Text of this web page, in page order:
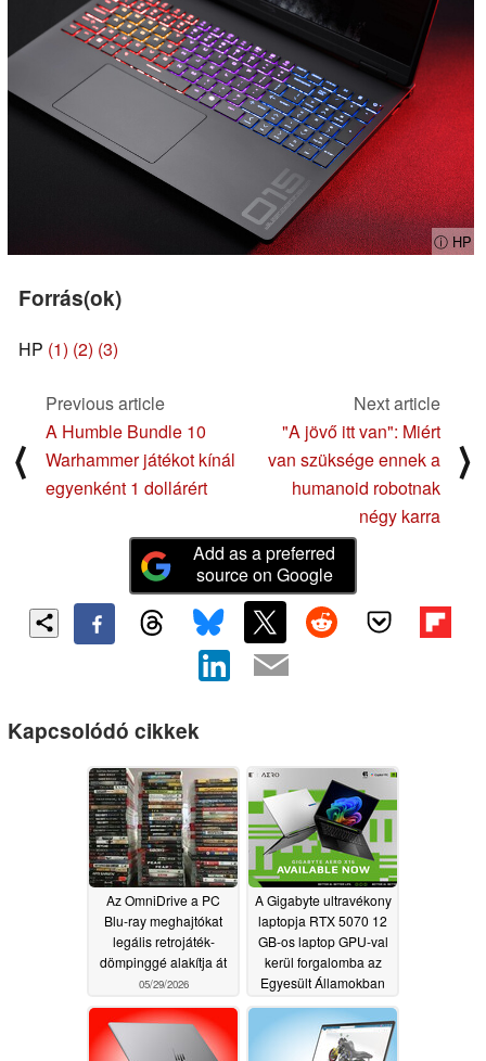
ⓘ HP
Forrás(ok)
HP (1) (2) (3)
⟨
Previous article
A Humble Bundle 10
Warhammer játékot kínál
egyenként 1 dollárért
Next article
"A jövő itt van": Miért
van szüksége ennek a
humanoid robotnak
négy karra
⟩
Add as a preferred
source on Google
Kapcsolódó cikkek
Az OmniDrive a PC
Blu-ray meghajtókat
legális retrojáték-
dömpinggé alakítja át
05/29/2026
A Gigabyte ultravékony
laptopja RTX 5070 12
GB-os laptop GPU-val
kerül forgalomba az
Egyesült Államokban
05/27/2026